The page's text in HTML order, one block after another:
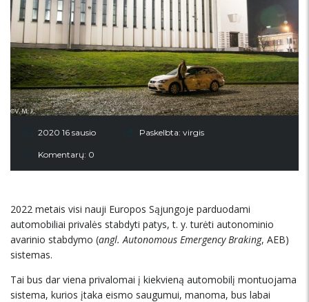
2020 16 sausio Paskelbta: virgis
Komentarų: 0
2022 metais visi nauji Europos Sąjungoje parduodami
automobiliai privalės stabdyti patys, t. y. turėti autonominio
avarinio stabdymo (angl. Autonomous Emergency Braking, AEB)
sistemas.
Tai bus dar viena privalomai į kiekvieną automobilį montuojama
sistema, kurios įtaka eismo saugumui, manoma, bus labai